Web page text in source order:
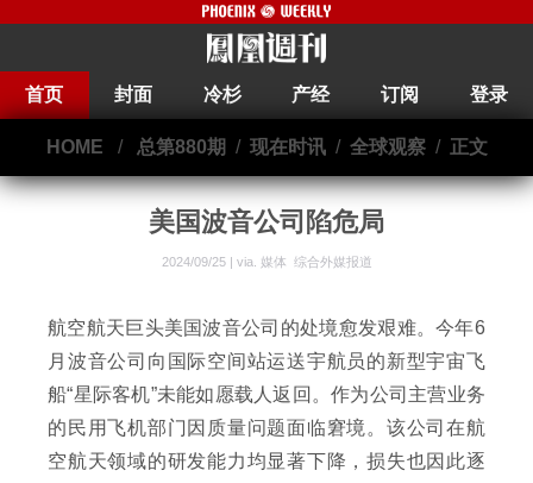
首页 封面 冷杉 产经 订阅 登录
HOME / 总第880期 / 现在时讯/ 全球观察/ 正文
美国波音公司陷危局
2024/09/25 | via. 媒体 综合外媒报道
航空航天巨头美国波音公司的处境愈发艰难。今年6
月波音公司向国际空间站运送宇航员的新型宇宙飞
船“星际客机”未能如愿载人返回。作为公司主营业务
的民用飞机部门因质量问题面临窘境。该公司在航
空航天领域的研发能力均显著下降，损失也因此逐